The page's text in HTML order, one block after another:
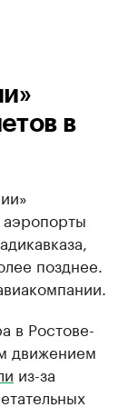
в
позднее.
в Ростове-
движением
из-за